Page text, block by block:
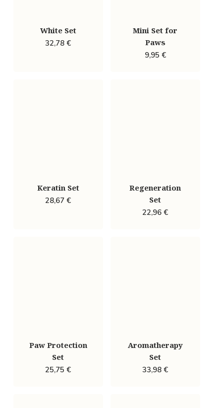
White Set
32,78€
Mini Set for
Paws
9,95 €
Keratin Set
28,67€
Regeneration
Set
22,96€
Paw Protection
Set
25,75€
Aromatherapy
Set
33,98€